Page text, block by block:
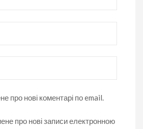
про нові коментарі по email.
про нові записи електронною